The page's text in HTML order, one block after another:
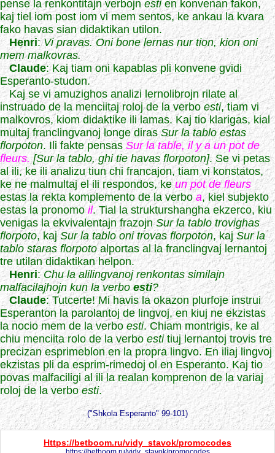
pense la renkontitajn verbojnestien konvenan fakon,
kaj tiel iom post iom vi mem sentos, ke ankau la kvara
fako havas sian didaktikan utilon.
Henri:Vi pravas. Oni bone lernas nur tion, kion oni
mem malkovras.
Claude: Kaj tiam oni kapablas pli konvene gvidi
Esperanto-studon.
Kaj se vi amuzighos analizi lernolibrojn rilate al
instruado de la menciitaj roloj de la verboesti, tiam vi
malkovros, kiom didaktike ili lamas. Kaj tio klarigas, kial
multaj franclingvanoj longe dirasSur la tablo estas
florpoton. Ili fakte pensasSur la table, il y a un pot de
fleurs.[Sur la tablo, ghi tie havas florpoton]. Se vi petas
al ili, ke ili analizu tiun chi francajon, tiam vi konstatos,
ke ne malmultaj el ili respondos, keun pot de fleurs
estas la rekta komplemento de la verboa, kiel subjekto
estas la pronomoil. Tial la strukturshangha ekzerco, kiu
venigas la ekvivalentajn frazojnSur la tablo trovighas
florpoto, kajSur la tablo oni trovas florpoton, kajSur la
tablo staras florpotoalportas al la franclingvaj lernantoj
tre utilan didaktikan helpon.
Henri:Chu la alilingvanoj renkontas similajn
malfacilajhojn kun la verboesti?
Claude: Tutcerte! Mi havis la okazon plurfoje instrui
Esperanton la parolantoj de lingvoj, en kiuj ne ekzistas
la nocio mem de la verboesti. Chiam montrigis, ke al
chiu menciita rolo de la verboestitiuj lernantoj trovis tre
precizan esprimeblon en la propra lingvo. En iliaj lingvoj
ekzistas pli da esprim-rimedoj ol en Esperanto. Kaj tio
povas malfaciligi al ili la realan komprenon de la variaj
roloj de la verboesti.
("Shkola Esperanto" 99-101)
Https://betboom.ru/vidy_stavok/promocodes